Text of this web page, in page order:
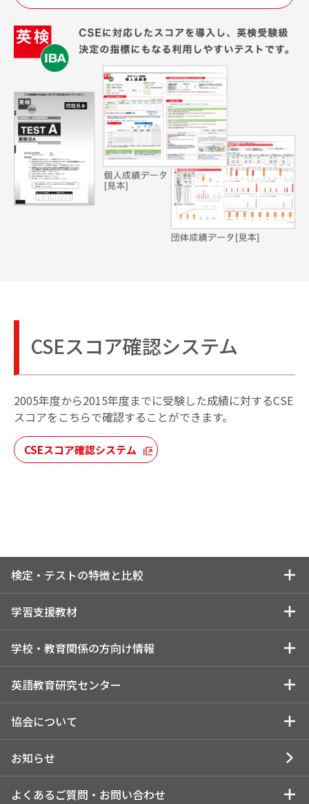
CSEスコア確認システム
2005年度から2015年度までに受験した成績に対するCSE
スコアをこちらで確認することができます。
CSEスコア確認システム
検定・テストの特徴と比較
検定・テストの特徴と比較トップ
特長を一覧で比較する
英検
英検IBA
学習支援教材
学習支援教材トップ
学習支援教材のご紹介
通信講座
Strong Essay Writing
学校・教育関係の方向け情報
学校・教育関係の方向け情報
教員研修・セミナー情報
検定料 助成制度
英語教育研究センター
英語教育研究センタートップ
英検 研究助成制度概要
英検 研究助成制度報告書
協会について
協会についてトップ
検定・テスト受験状況/導入実績
お知らせ
よくあるご質問・お問い合わせ